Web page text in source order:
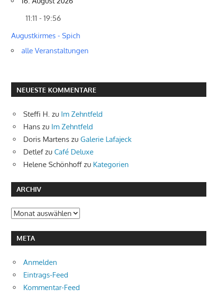
11:11 - 19:56
Augustkirmes - Spich
alle Veranstaltungen
NEUESTE KOMMENTARE
Steffi H. zu Im Zehntfeld
Hans zu Im Zehntfeld
Doris Martens zu Galerie Lafajeck
Detlefzu Café Deluxe
Helene Schönhoff zu Kategorien
ARCHIV
Archiv
META
Anmelden
Eintrags-Feed
Kommentar-Feed